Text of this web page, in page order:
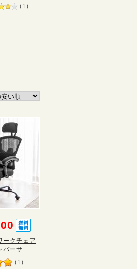
(1)
ークチェア
ーサ...
(1 )